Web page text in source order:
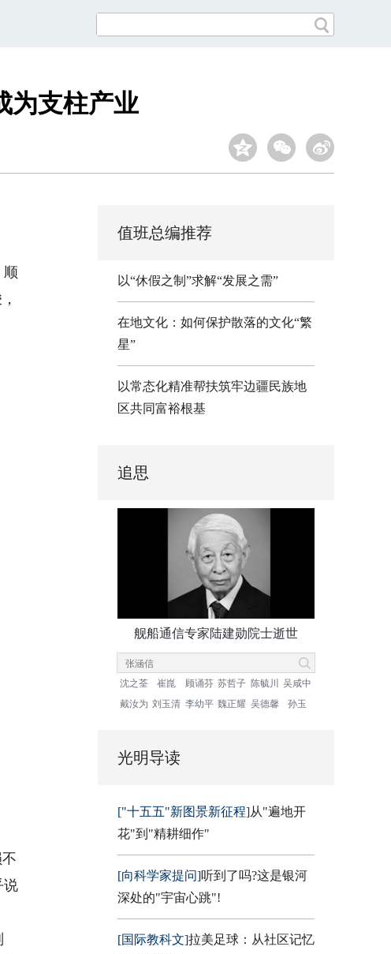
为支柱产业
说
值班总编推荐
以“休假之制”求解“发展之需”
在地文化：如何保护散落的文化“繁
星”
以常态化精准帮扶筑牢边疆民族地
区共同富裕根基
追思
舰船通信专家陆建勋院士逝世
沈之荃 崔崑 顾诵芬 苏哲子 陈毓川
吴咸中
戴汝为 刘玉清 李幼平 魏正耀 吴德馨 孙玉
光明导读
["十五五"新图景新征程]从"遍地开
花"到"精耕细作"
[向科学家提问]听到了吗?这是银河
深处的"宇宙心跳"!
[国际教科文]拉美足球：从社区记忆